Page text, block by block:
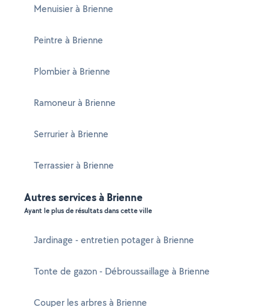
Menuisier à Brienne
Peintre à Brienne
Plombier à Brienne
Ramoneur à Brienne
Serrurier à Brienne
Terrassier à Brienne
Autres services à Brienne
Ayant le plus de résultats dans cette ville
Jardinage - entretien potager à Brienne
Tonte de gazon - Débroussaillage à Brienne
Couper les arbres à Brienne